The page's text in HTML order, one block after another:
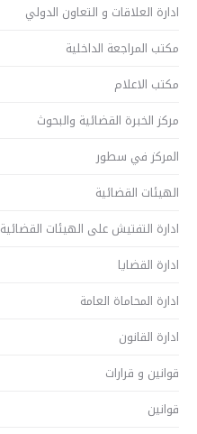
ادارة العلاقات و التعاون الدولي
مكتب المراجعة الداخلية
مكتب الاعلام
مركز الخبرة القضائية والبحوث
المركز في سطور
الهيئات القضائية
ادارة التفتيش على الهيئات القضائية
ادارة القضايا
ادارة المحاماة العامة
ادارة القانون
قوانين و قرارات
قوانين